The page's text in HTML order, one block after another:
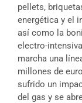
pellets,
energética y el
así como la
electro-
marcha una
millones de
sufrido un
del gas y se